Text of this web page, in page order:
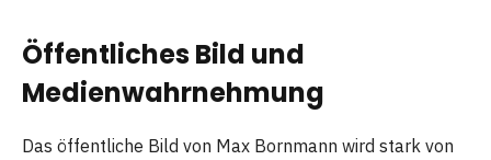
Öffentliches Bild und
Medienwahrnehmung
Das öffentliche Bild von Max Bornmann wird stark von